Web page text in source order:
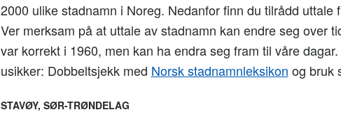
2000 ulike stadnamn i Noreg. Nedanfor finn du tilrådd uttale
Ver merksam på at uttale av stadnamn kan endre seg over
var korrekt i 1960, men kan ha endra seg fram til våre
usikker: Dobbeltsjekk med Norsk stadnamnleksikon og bruk
STAVØY, SØR-TRØNDELAG